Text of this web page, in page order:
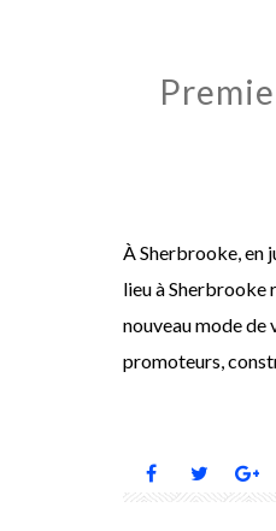
À Sherbrooke, en
lieu à Sherbrooke
nouveau mode de
promoteurs,